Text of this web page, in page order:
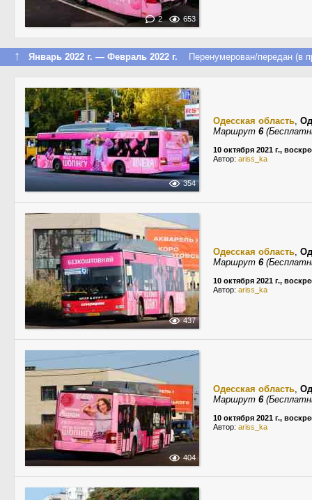
2 653
↑ Январь 2022 г. — Февраль 2022 г. Перенумерован/передан (в
354
Одесская область,
Маршрут 6
10 октября 2021 г.,
Автор: ariss_ka
437
Одесская область,
Маршрут 6
10 октября 2021 г.,
Автор: ariss_ka
404
Одесская область,
Маршрут 6
10 октября 2021 г.,
Автор: ariss_ka